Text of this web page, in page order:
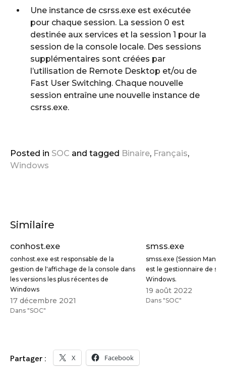
Une instance de csrss.exe est exécutée
pour chaque session. La session 0 est
destinée aux services et la session 1 pour la
session de la console locale. Des sessions
supplémentaires sont créées par
l’utilisation de Remote Desktop et/ou de
Fast User Switching. Chaque nouvelle
session entraîne une nouvelle instance de
csrss.exe.
Posted in SOC and tagged Binaire, Français,
Windows
Similaire
conhost.exe
conhost.exe est responsable de la
gestion de l'affichage de la console dans
les versions les plus récentes de
Windows
17 décembre 2021
Dans "SOC"
smss.exe
smss.exe (Session
est le gestionnaire de
Windows.
19 août 2022
Dans "SOC"
Partager : X Facebook